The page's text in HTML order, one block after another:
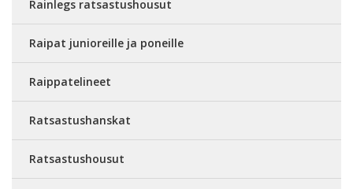
Rainlegs ratsastushousut
Raipat junioreille ja poneille
Raippatelineet
Ratsastushanskat
Ratsastushousut